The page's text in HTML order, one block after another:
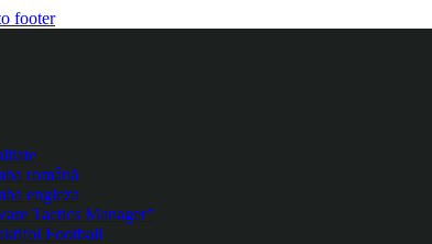
footer
română
engleza
Tactics Manager”
Football